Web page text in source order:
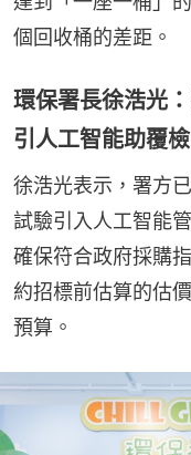
個回收桶的差距。
環保署長徐浩光
引人工智能助覆檢
徐浩光表示，署方
試驗引入人工智能
確保符合政府採購
約招標前估算的估
預算。